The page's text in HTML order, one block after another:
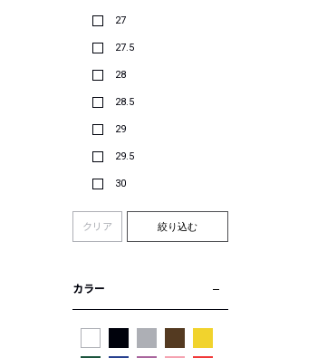
27
27.5
28
28.5
29
29.5
30
クリア 絞り込む
カラー